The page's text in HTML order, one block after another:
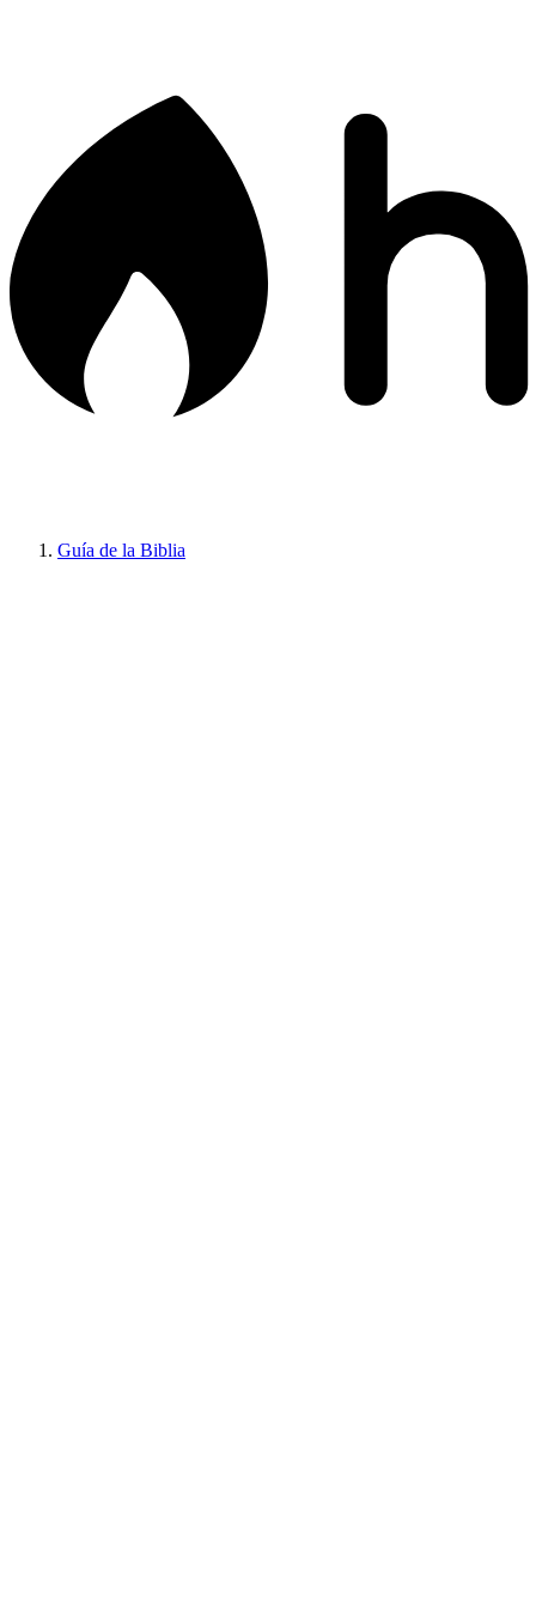
Guía de la Biblia